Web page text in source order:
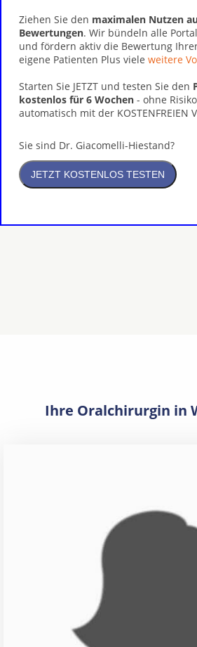
Ziehen Sie den maximalen Nutzen
Bewertungen. Wir bündeln alle
und fördern aktiv die Bewertung
eigene Patienten Plus viele weitere
Starten Sie JETZT und testen Sie den
kostenlos für 6 Wochen - ohne
automatisch mit der KOSTENFREIEN
Sie sind Dr. Giacomelli-Hiestand?
Ihre Oralchirurgin in